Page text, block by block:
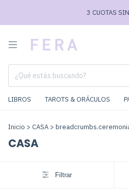
3 CUOTAS SIN INTERÉS -
LIBROS TAROTS & ORÁCULOS
Inicio > CASA >
CASA
Filtrar